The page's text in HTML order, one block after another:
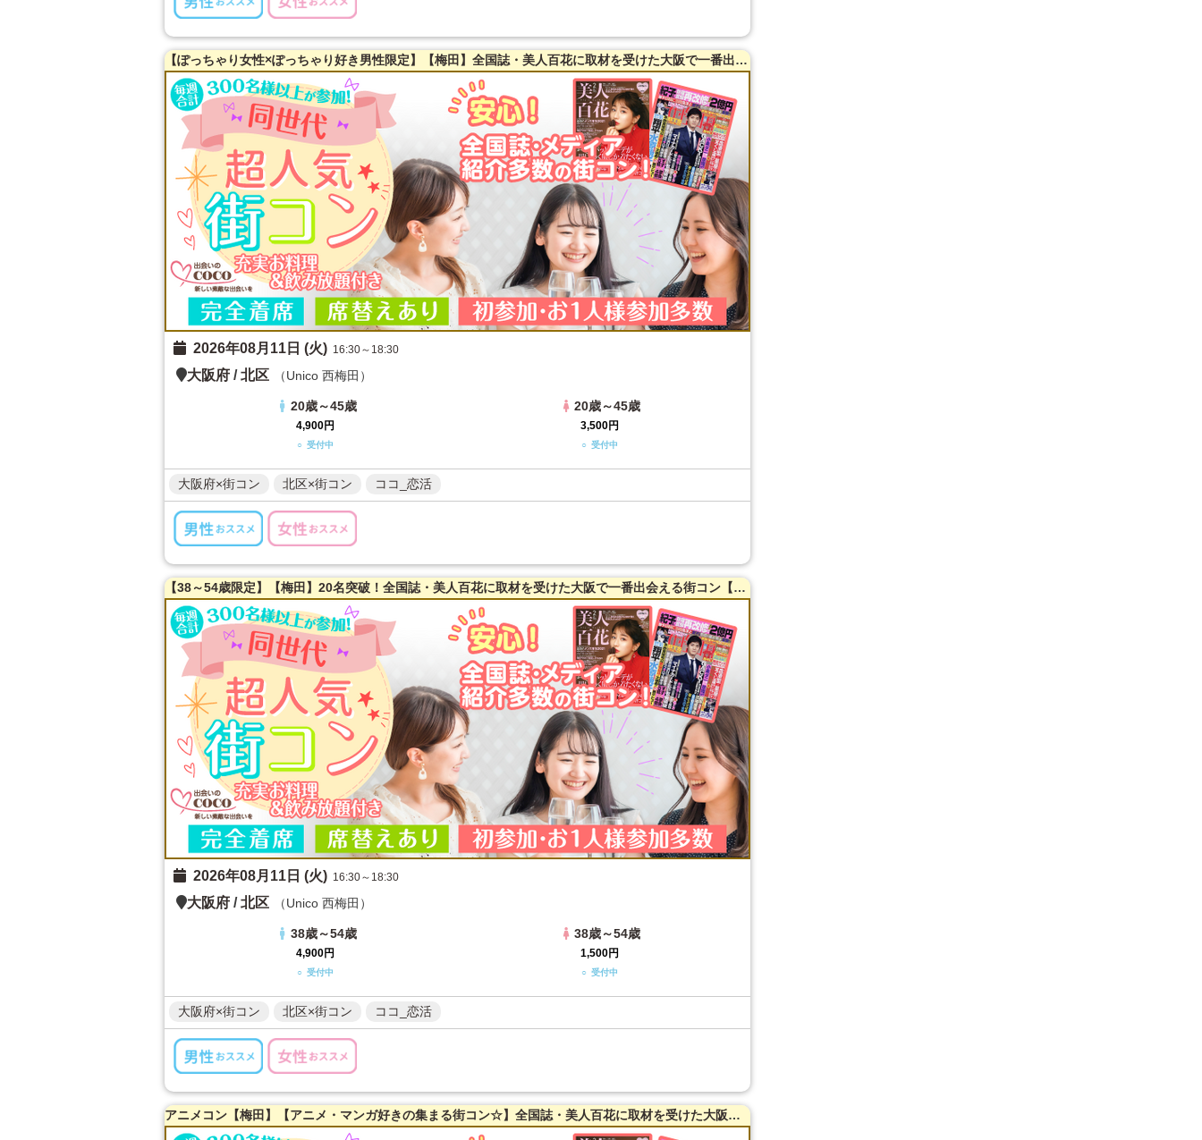
【ぽっちゃり女性×ぽっちゃり好き男性限定】【梅田】全国誌・美人百花に取材を受けた大阪で一番出会える街コン【洗練された大人の空間】貸切！同世代で楽しむ♪お料理は豪華スペインコース料理☆LINE交換自由＆席がえあり！
2026年08月11日 (火) 16:30～18:30
大阪府 /北区 （Unico 西梅田）
20歳～45歳
4,900円
○ 受付中
20歳～45歳
3,500円
○ 受付中
大阪府×街コン 北区×街コン ココ_恋活
【38～54歳限定】【梅田】20名突破！全国誌・美人百花に取材を受けた大阪で一番出会える街コン【洗練された大人の空間】貸切！同世代で楽しむ♪お料理は豪華スペインコース料理☆LINE交換自由＆席がえあり！
2026年08月11日 (火) 16:30～18:30
大阪府 /北区 （Unico 西梅田）
38歳～54歳
4,900円
○ 受付中
38歳～54歳
1,500円
○ 受付中
大阪府×街コン 北区×街コン ココ_恋活
アニメコン【梅田】【アニメ・マンガ好きの集まる街コン☆】全国誌・美人百花に取材を受けた大阪で一番出会える街コン【洗練された大人の空間】貸切！同世代で楽しむ♪お料理は豪華スペインコース料理☆LINE交換自由＆席がえあり！